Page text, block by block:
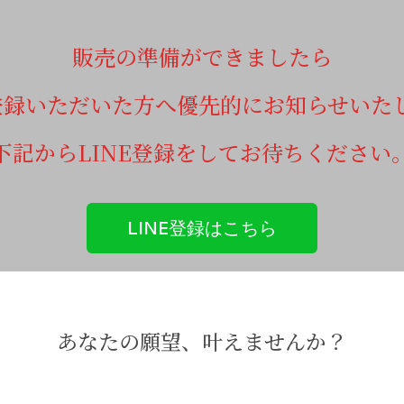
販売の準備ができましたら
いただいた方へ優先的にお知らせいた
記からLINE登録をしてお待ちください。
LINE登録はこちら
あなたの願望、叶えませんか？